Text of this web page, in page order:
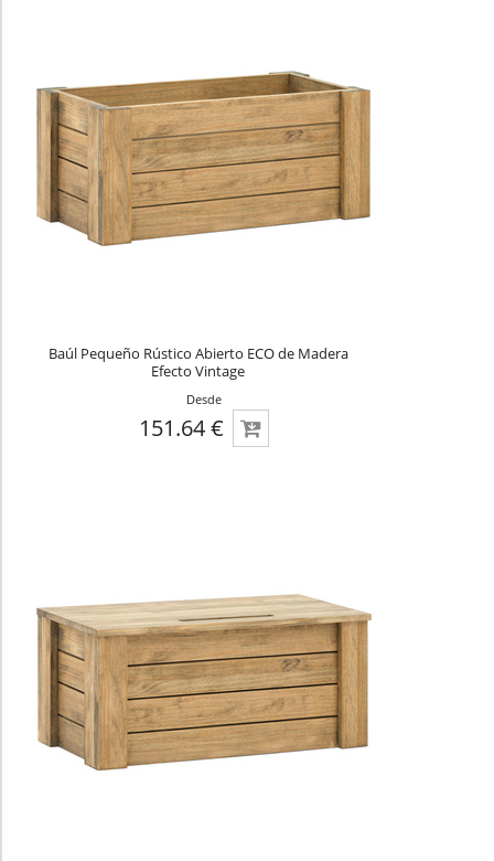
Baúl Pequeño Rústico Abierto ECO de Madera
Efecto Vintage
Desde
151.64 €